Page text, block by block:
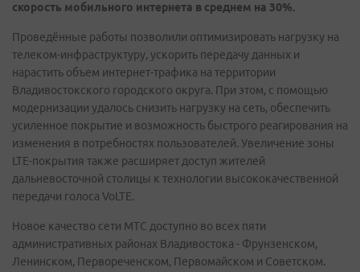
скорость мобильного интернета в среднем на 30%.
Проведённые работы позволили оптимизировать нагрузку на
телеком-инфраструктуру, ускорить передачу данных и
нарастить объем интернет-трафика на территории
Владивостокского городского округа. При этом, с помощью
модернизации удалось снизить нагрузку на сеть, обеспечить
усиленное покрытие и возможность быстрого реагирования на
изменения в потребностях пользователей. Увеличение зоны
LTE-покрытия также расширяет доступ жителей
дальневосточной столицы к технологии высококачественной
передачи голоса VoLTE.
Новое качество сети МТС доступно во всех пяти
административных районах Владивостока - Фрунзенском,
Ленинском, Первореченском, Первомайском и Советском.